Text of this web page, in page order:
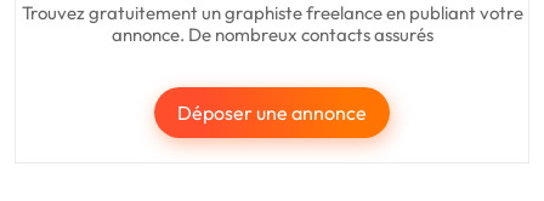
Trouvez gratuitement un graphiste freelance en publiant votre
annonce. De nombreux contacts assurés
Déposer une annonce